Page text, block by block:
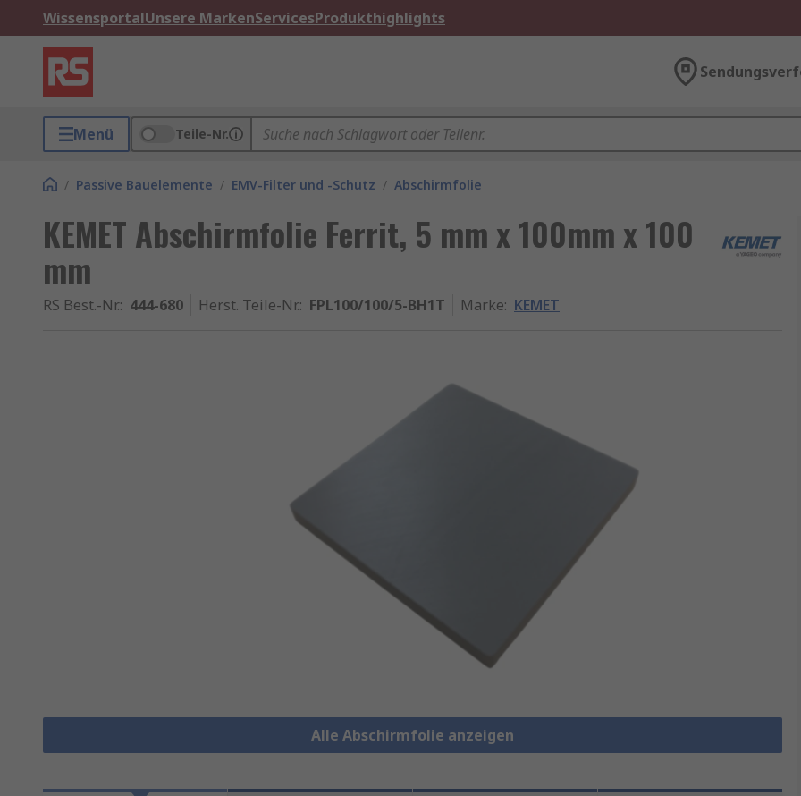
WissensportalUnsere MarkenServicesProdukthighlights
Menü Teile-Nr.
/ Passive Bauelemente / EMV-Filter und -Schutz / Abschirmfolie
KEMET Abschirmfolie Ferrit, 5 mm x 100mm x 100
mm
RS Best.-Nr.: 444-680 Herst. Teile-Nr.: FPL100/100/5-BH1T Marke: KEMET
Alle Abschirmfolie anzeigen